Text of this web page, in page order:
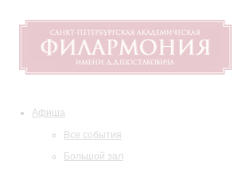
Афиша
Все события
Большой зал